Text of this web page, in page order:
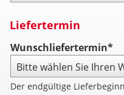
Liefertermin
Wunschliefertermin*
Der endgültige